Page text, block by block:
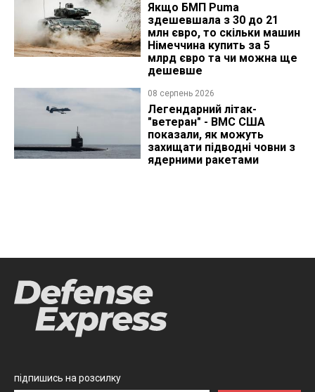
Якщо БМП Puma
здешевшала з 30 до 21
млн євро, то скільки машин
Німеччина купить за 5
млрд євро та чи можна ще
дешевше
08 серпень 2026
Легендарний літак-
"ветеран" - ВМС США
показали, як можуть
захищати підводні човни з
ядерними ракетами
підпишись на розсилку